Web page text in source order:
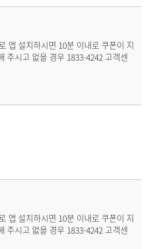
앱 설치하시면 10분 이내로 쿠폰이 지
주시고 없을 경우 1833-4242 고객센
앱 설치하시면 10분 이내로 쿠폰이 지
주시고 없을 경우 1833-4242 고객센